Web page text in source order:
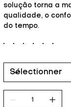
solução torna a
qualidade, o
do tempo.